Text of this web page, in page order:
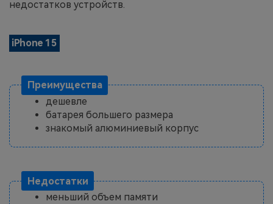
недостатков устройств.
iPhone 15
Преимущества
дешевле
батарея большего размера
знакомый алюминиевый корпус
Недостатки
меньший объем памяти